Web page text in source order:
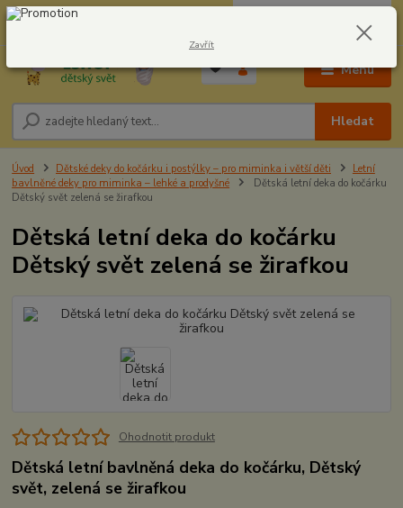
Menu
Hledat
604278943 0,00 Kč
Úvod Dětské deky do kočárku i postýlky – pro miminka i větší děti
Letní
bavlněné deky pro miminka – lehké a prodyšné
Dětská letní deka do kočárku
Dětský svět zelená se žirafkou
Dětská letní deka do kočárku
Dětský svět zelená se žirafkou
Ohodnotit produkt
Dětská letní bavlněná deka do kočárku, Dětský
svět, zelená se žirafkou
Zavřít